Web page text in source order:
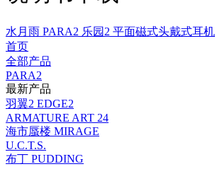
水月雨 PARA2 乐园2 平面磁式头戴式耳机
首页
全部产品
PARA2
最新产品
羽翼2 EDGE2
ARMATURE ART 24
海市蜃楼 MIRAGE
U.C.T.S.
布丁 PUDDING